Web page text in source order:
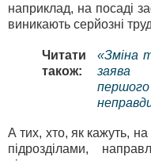
наприклад, на посаді
виникають серйозні
Читати
також:
«Зміна
заява
А тих, хто, як кажуть,
підрозділами,